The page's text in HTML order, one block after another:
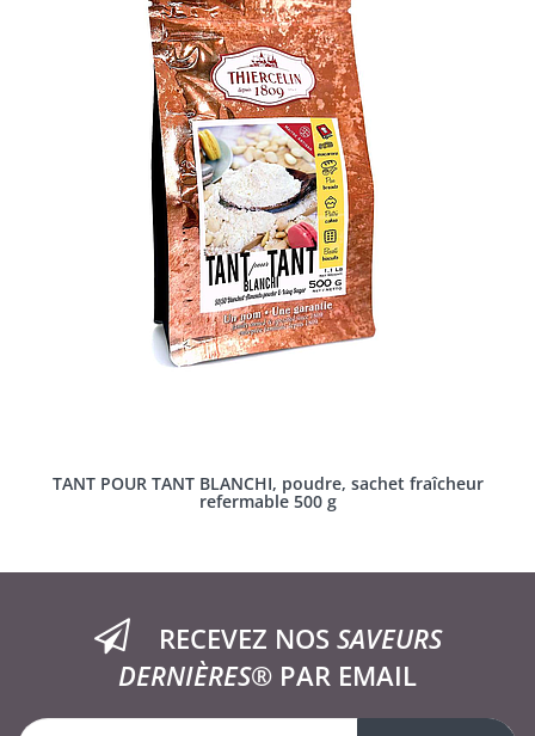
TANT POUR TANT BLANCHI, poudre, sachet fraîcheur
refermable 500 g
RECEVEZ NOS SAVEURS
DERNIÈRES® PAR EMAIL